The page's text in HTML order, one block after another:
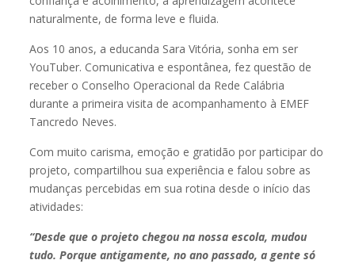
naturalmente, de forma leve e fluida.
Aos 10 anos, a educanda Sara Vitória, sonha em ser
YouTuber. Comunicativa e espontânea, fez questão de
receber o Conselho Operacional da Rede Calábria
durante a primeira visita de acompanhamento à EMEF
Tancredo Neves.
Com muito carisma, emoção e gratidão por participar do
projeto, compartilhou sua experiência e falou sobre as
mudanças percebidas em sua rotina desde o início das
atividades:
“Desde que o projeto chegou na nossa escola, mudou
tudo. Porque antigamente, no ano passado, a gente só